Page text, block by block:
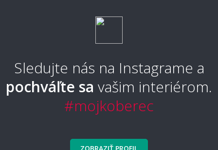
Aký typ koberca je najpohodlnejší?
Aký typ koberca sa nebude zošliapávať?
Sledujte nás na Instagrame a
pochváľte sa vašim interiérom.
#mojkoberec
ZOBRAZIŤ PROFIL